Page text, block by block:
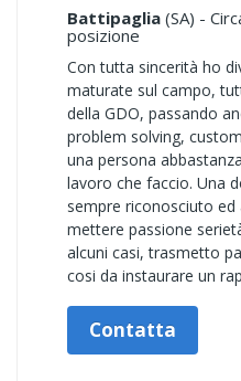
Battipaglia (SA) -
posizione
Con tutta sincerità ho
maturate sul campo,
della GDO, passando
problem solving,
una persona
lavoro che faccio. Una
sempre riconosciuto
mettere passione
alcuni casi, trasmetto
cosi da instaurare un
Contatta